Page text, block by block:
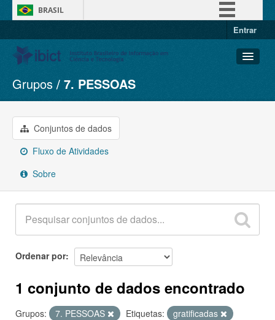
BRASIL
Entrar
Conjuntos de dados
Organizações
Grupos
Sobre
Grupos 7. PESSOAS
Conjuntos de dados
Fluxo de Atividades
Sobre
Ordenar por
1 conjunto de dados encontrado
Grupos: 7. PESSOAS Etiquetas:
gratificadas